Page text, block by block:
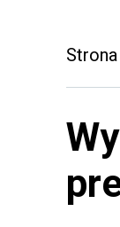
Strona